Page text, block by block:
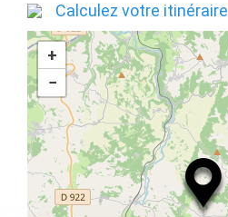
Calculez votre itinéraire
+
−